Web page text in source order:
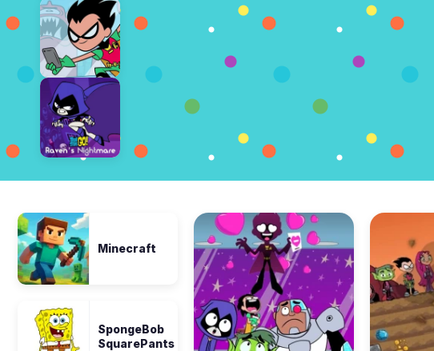
Minecraft
SpongeBob
SquarePants